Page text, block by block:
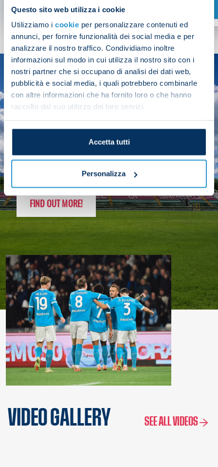
Questo sito web utilizza i cookie
Utilizziamo i cookie per personalizzare contenuti ed
annunci, per fornire funzionalità dei social media e per
analizzare il nostro traffico. Condividiamo inoltre
informazioni sul modo in cui utilizza il nostro sito con i
nostri partner che si occupano di analisi dei dati web,
pubblicità e social media, i quali potrebbero combinarle
con altre informazioni che ha fornito loro o che hanno
raccolto dal suo utilizzo dei loro servizi.
Accetta tutti
Personalizza
SHOP NOW
SEASON
2025/26
FOLLOW THE CHAMPS' JOURNEY
FIND OUT MORE!
VIDEO GALLERY SEE ALL VIDEOS